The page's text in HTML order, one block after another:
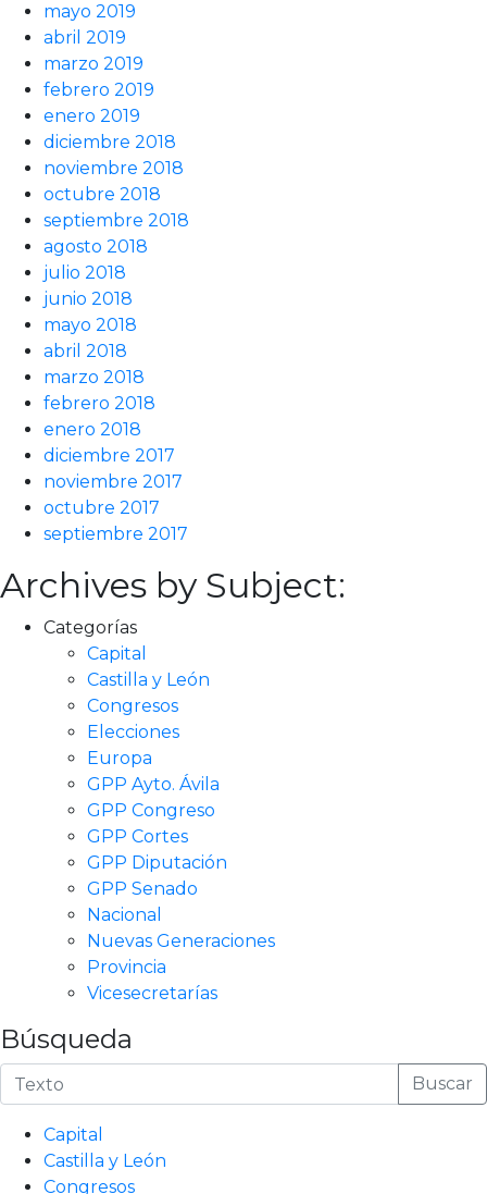
mayo 2019
abril 2019
marzo 2019
febrero 2019
enero 2019
diciembre 2018
noviembre 2018
octubre 2018
septiembre 2018
agosto 2018
julio 2018
junio 2018
mayo 2018
abril 2018
marzo 2018
febrero 2018
enero 2018
diciembre 2017
noviembre 2017
octubre 2017
septiembre 2017
Archives by Subject:
Categorías
Capital
Castilla y León
Congresos
Elecciones
Europa
GPP Ayto. Ávila
GPP Congreso
GPP Cortes
GPP Diputación
GPP Senado
Nacional
Nuevas Generaciones
Provincia
Vicesecretarías
Búsqueda
Buscar
Capital
Castilla y León
Congresos